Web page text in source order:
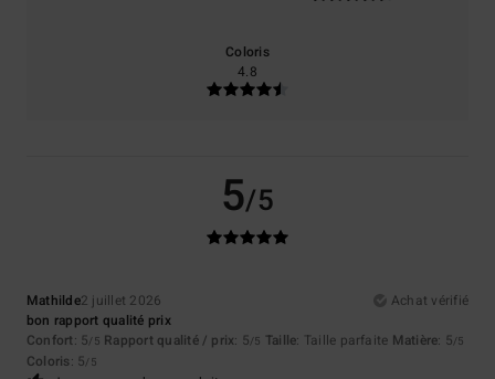
Coloris
4.8
5/5
Mathilde2 juillet 2026
Achat vérifié
bon rapport qualité prix
Confort: 5/5 Rapport qualité / prix: 5/5 Taille: Taille parfaite Matière: 5/5
Coloris: 5/5